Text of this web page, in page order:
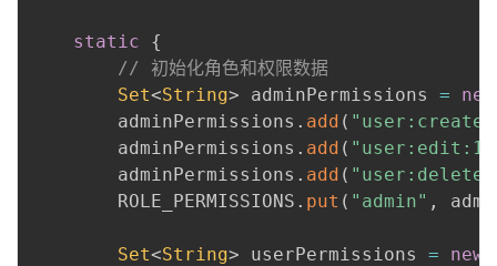
static
{
// 初始化角色和权限数据
Set<String> adminPermissions =
new
        adminPermissions
. add ( "user:create"
        adminPermissions
. add (
        adminPermissions
. add ( "user:delete"
        ROLE_PERMISSIONS
. put ( "admin" ,
Set<String> userPermissions = new